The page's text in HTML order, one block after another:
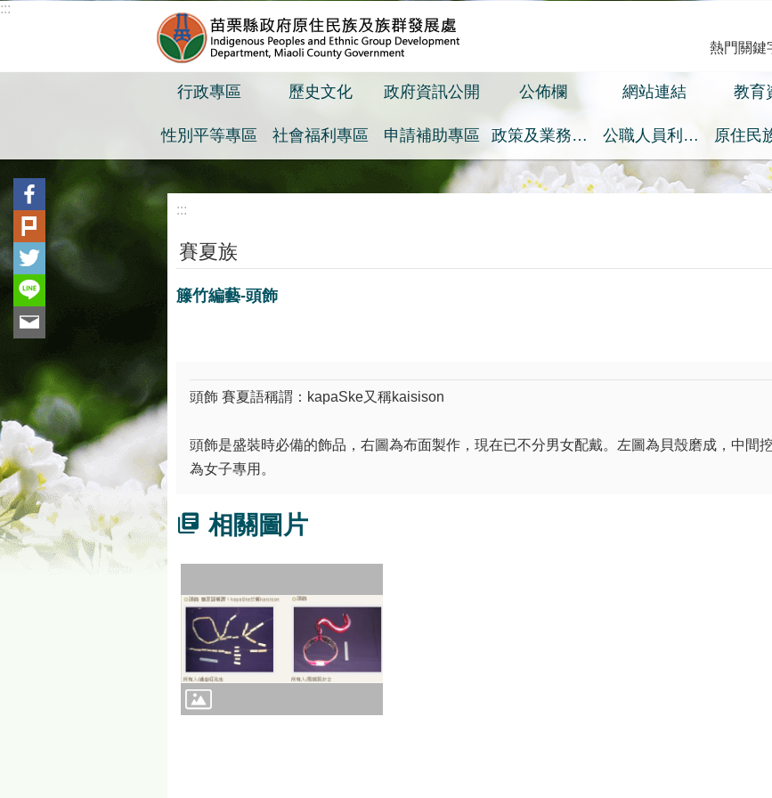
跳到主要內容區塊
:::
熱門關鍵
行政專區 歷史文化 政府資訊公開 公佈欄 網站連結 教育
性別平等專區 社會福利專區 申請補助專區 政策及業務宣導之預算執行情形專區 公職人員利益衝突迴避身分揭露專區
:::
賽夏族
籐竹編藝-頭飾
頭飾 賽夏語稱謂：kapaSke又稱kaisison
頭飾是盛裝時必備的飾品，右圖為布面製作，現在已不分男女配戴。左圖為貝殼磨成，中間
為女子專用。
相關圖片